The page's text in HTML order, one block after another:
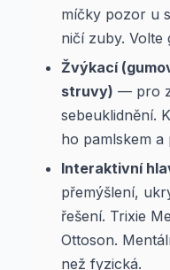
míčky pozor u
ničí zuby. Volte
Žvýkací
struvy) — pro
sebeuklidnění.
ho pamlskem a
Interaktivní
přemýšlení,
řešení. Trixie
Ottoson.
než fyzická.